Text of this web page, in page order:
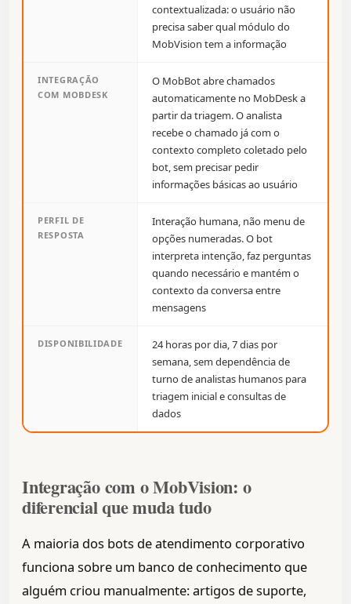
contextualizada: o usuário não
precisa saber qual módulo do
MobVision tem a informação
INTEGRAÇÃO
COM MOBDESK
O MobBot abre chamados
automaticamente no MobDesk a
partir da triagem. O analista
recebe o chamado já com o
contexto completo coletado pelo
bot, sem precisar pedir
informações básicas ao usuário
PERFIL DE
RESPOSTA
Interação humana, não menu de
opções numeradas. O bot
interpreta intenção, faz perguntas
quando necessário e mantém o
contexto da conversa entre
mensagens
DISPONIBILIDADE
24 horas por dia, 7 dias por
semana, sem dependência de
turno de analistas humanos para
triagem inicial e consultas de
dados
Integração com o MobVision: o
diferencial que muda tudo
A maioria dos bots de atendimento corporativo
funciona sobre um banco de conhecimento que
alguém criou manualmente: artigos de suporte,